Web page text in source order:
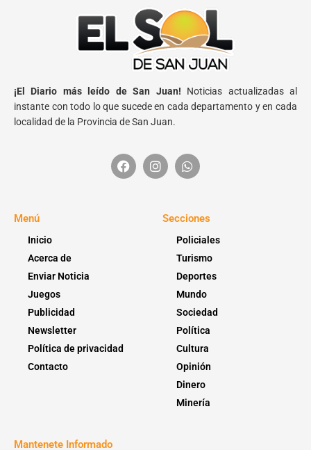
¡El Diario más leído de San Juan! Noticias actualizadas al
instante con todo lo que sucede en cada departamento y en cada
localidad de la Provincia de San Juan.
Menú
Inicio
Acerca de
Enviar Noticia
Juegos
Publicidad
Newsletter
Política de privacidad
Contacto
Secciones
Policiales
Turismo
Deportes
Mundo
Sociedad
Política
Cultura
Opinión
Dinero
Minería
Mantenete Informado